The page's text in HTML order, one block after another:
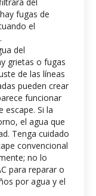
fugas de
el
del
grietas o fugas
de las líneas
pueden crear
funcionar
escape. Si la
el agua que
Tenga cuidado
convencional
no lo
para reparar o
por agua y el